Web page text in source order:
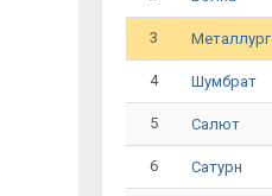
3 Металлург
4 Шумбрат
5 Салют
6 Сатурн